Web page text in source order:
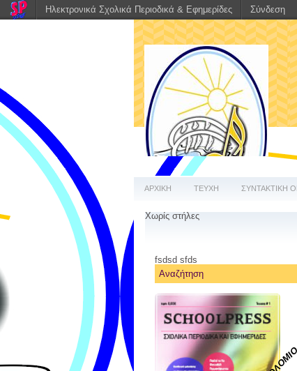
ΑΡΧΙΚΗ ΤΕΥΧΗ ΣΥΝΤΑΚΤΙΚΗ
Χωρίς στήλες
fsdsd sfds
Ηλεκτρονικά Σχολικά Περιοδικά & Εφημερίδες Σύνδεση